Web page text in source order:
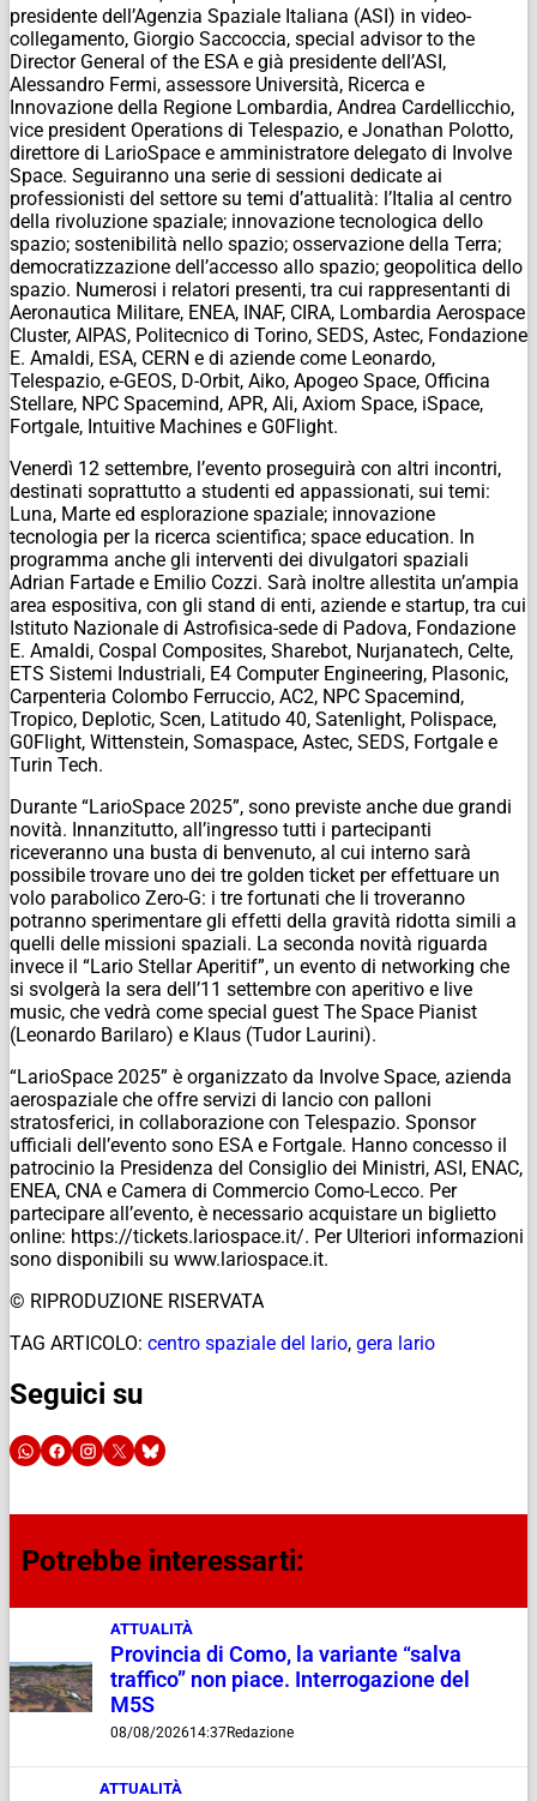
presidente dell’Agenzia Spaziale Italiana (ASI) in video-
collegamento, Giorgio Saccoccia, special advisor to the
Director General of the ESA e già presidente dell’ASI,
Alessandro Fermi, assessore Università, Ricerca e
Innovazione della Regione Lombardia, Andrea Cardellicchio,
vice president Operations di Telespazio, e Jonathan Polotto,
direttore di LarioSpace e amministratore delegato di Involve
Space. Seguiranno una serie di sessioni dedicate ai
professionisti del settore su temi d’attualità: l’Italia al centro
della rivoluzione spaziale; innovazione tecnologica dello
spazio; sostenibilità nello spazio; osservazione della Terra;
democratizzazione dell’accesso allo spazio; geopolitica dello
spazio. Numerosi i relatori presenti, tra cui rappresentanti di
Aeronautica Militare, ENEA, INAF, CIRA, Lombardia Aerospace
Cluster, AIPAS, Politecnico di Torino, SEDS, Astec, Fondazione
E. Amaldi, ESA, CERN e di aziende come Leonardo,
Telespazio, e-GEOS, D-Orbit, Aiko, Apogeo Space, Officina
Stellare, NPC Spacemind, APR, Ali, Axiom Space, iSpace,
Fortgale, Intuitive Machines e G0Flight.
Venerdì 12 settembre, l’evento proseguirà con altri incontri,
destinati soprattutto a studenti ed appassionati, sui temi:
Luna, Marte ed esplorazione spaziale; innovazione
tecnologia per la ricerca scientifica; space education. In
programma anche gli interventi dei divulgatori spaziali
Adrian Fartade e Emilio Cozzi. Sarà inoltre allestita un’ampia
area espositiva, con gli stand di enti, aziende e startup, tra cui
Istituto Nazionale di Astrofisica-sede di Padova, Fondazione
E. Amaldi, Cospal Composites, Sharebot, Nurjanatech, Celte,
ETS Sistemi Industriali, E4 Computer Engineering, Plasonic,
Carpenteria Colombo Ferruccio, AC2, NPC Spacemind,
Tropico, Deplotic, Scen, Latitudo 40, Satenlight, Polispace,
G0Flight, Wittenstein, Somaspace, Astec, SEDS, Fortgale e
Turin Tech.
Durante “LarioSpace 2025”, sono previste anche due grandi
novità. Innanzitutto, all’ingresso tutti i partecipanti
riceveranno una busta di benvenuto, al cui interno sarà
possibile trovare uno dei tre golden ticket per effettuare un
volo parabolico Zero-G: i tre fortunati che li troveranno
potranno sperimentare gli effetti della gravità ridotta simili a
quelli delle missioni spaziali. La seconda novità riguarda
invece il “Lario Stellar Aperitif”, un evento di networking che
si svolgerà la sera dell’11 settembre con aperitivo e live
music, che vedrà come special guest The Space Pianist
(Leonardo Barilaro) e Klaus (Tudor Laurini).
“LarioSpace 2025” è organizzato da Involve Space, azienda
aerospaziale che offre servizi di lancio con palloni
stratosferici, in collaborazione con Telespazio. Sponsor
ufficiali dell’evento sono ESA e Fortgale. Hanno concesso il
patrocinio la Presidenza del Consiglio dei Ministri, ASI, ENAC,
ENEA, CNA e Camera di Commercio Como-Lecco. Per
partecipare all’evento, è necessario acquistare un biglietto
online: https://tickets.lariospace.it/. Per Ulteriori informazioni
sono disponibili su www.lariospace.it.
© RIPRODUZIONE RISERVATA
TAG ARTICOLO: centro spaziale del lario, gera lario
Seguici su
Potrebbe interessarti:
ATTUALITÀ
Provincia di Como, la variante “salva
traffico” non piace. Interrogazione del
M5S
08/08/202614:37Redazione
ATTUALITÀ